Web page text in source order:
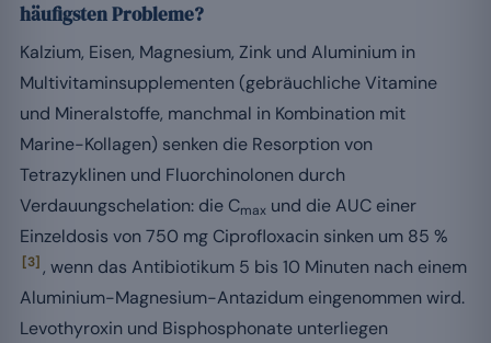
häufigsten Probleme?
Kalzium, Eisen, Magnesium, Zink und Aluminium in
Multivitaminsupplementen (gebräuchliche Vitamine
und Mineralstoffe, manchmal in Kombination mit
Marine-Kollagen) senken die Resorption von
Tetrazyklinen und Fluorchinolonen durch
Verdauungschelation: die Cmax und die AUC einer
Einzeldosis von 750 mg Ciprofloxacin sinken um 85 %
[3] , wenn das Antibiotikum 5 bis 10 Minuten nach einem
Aluminium-Magnesium-Antazidum eingenommen wird.
Levothyroxin und Bisphosphonate unterliegen